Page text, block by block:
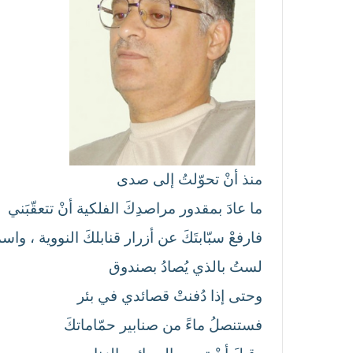
منذ أنْ تحوّلتُ إلى صدى
ما عادَ بمقدور مراصدِكَ الفلكية أنْ تتعقّبَني
فارفعْ سبّابتَكَ عن أزرار قنابلكَ النووية ،
لستُ بالذي يُصادُ بصندوق
وحتى إذا دُفنتْ قصائدي في بئر
فستنصلُ ماءً من صنابير حمّاماتكَ